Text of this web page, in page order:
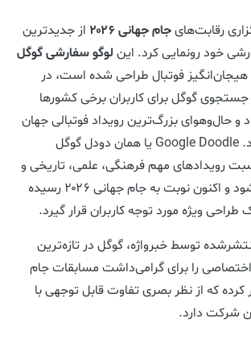
رقابت‌هایجام جهانی ۲۰۲۶
از جدیدترین
خود رونمایی کرد. این لوگو سفارشی گوگل
هیجان‌انگیز فوتبال طراحی شده است، در
گوگل برای کاربران برخی کشورها
حال‌وهوای بزرگ‌ترین رویداد فوتبالی جهان
را به تصویر می‌کشد. Google Doodle یا همان دودل گوگل
رویدادهای مهم فرهنگی، علمی، تاریخی و
ورزشی طراحی می‌شود و اکنون نوبت به جام جهانی ۲۰۲۶ رسیده
ویژه مورد توجه کاربران قرار گیرد.
توسط خبرواژه، گوگل در تازه‌ترین
را برای گرامی‌داشت مسابقات جام
منتشر کرده که از نظر بصری تفاوت قابل توجهی با
شرکت دارد.